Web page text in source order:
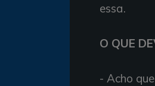
essa.
O QUE
- Acho